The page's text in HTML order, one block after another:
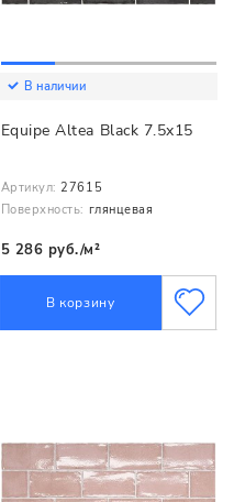
В наличии
Equipe Altea Black 7.5x15
Артикул: 27615
Поверхность: глянцевая
5 286 руб./м²
В корзину